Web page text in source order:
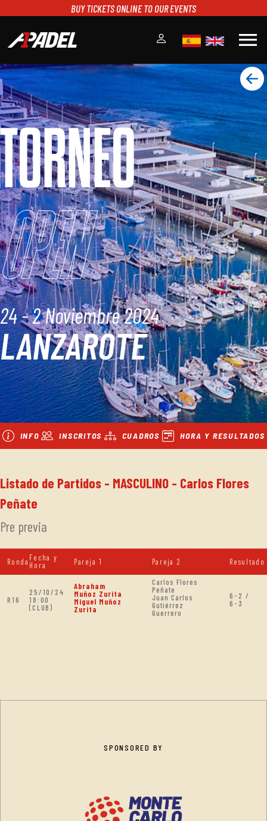
BUY TICKETS ONLINE TO OUR EVENTS
menu
A1PADEL
CALENDARIO
TORNEOS
NOTICIAS
MULTIMEDIA
SCOREBOARD
STREAMING
TORNEO
Open
24 - 2 Noviembre 2024
LANZAROTE
INFO INSCRITOS CUADROS HORA Y RESULTADOS
Listado de Partidos - MASCULINO - Carlos Flores
Peñate
Pre previa
Ronda Fecha y
Hora
Pareja 1 Pareja 2 Resultado
R16
25/10/24
18:00
(CLUB)
Abraham
Muñoz Zurita
Miguel Muñoz
Zurita
Carlos Flores
Peñate
Juan Carlos
Gutiérrez
Guerrero
6-2 /
6-3
SPONSORED BY